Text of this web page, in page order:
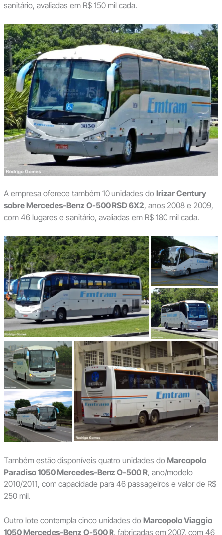
sanitário, avaliadas em R$ 150 mil cada.
A empresa oferece também 10 unidades do Irizar Century
sobre Mercedes-Benz O-500 RSD 6X2, anos 2008 e 2009,
com 46 lugares e sanitário, avaliadas em R$ 180 mil cada.
Também estão disponíveis quatro unidades do Marcopolo
Paradiso 1050 Mercedes-Benz O-500 R, ano/modelo
2010/2011, com capacidade para 46 passageiros e valor de R$
250 mil.
Outro lote contempla cinco unidades do Marcopolo Viaggio
1050 Mercedes-Benz O-500 R, fabricadas em 2007, com 46